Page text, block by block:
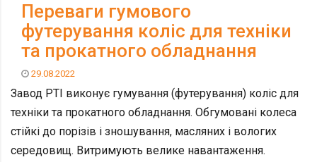
Переваги гумового
футерування коліс для техніки
та прокатного обладнання
29.08.2022
Завод РТІ виконує гумування (футерування) коліс для
техніки та прокатного обладнання. Обгумовані колеса
стійкі до порізів і зношування, масляних і вологих
середовищ. Витримують велике навантаження.